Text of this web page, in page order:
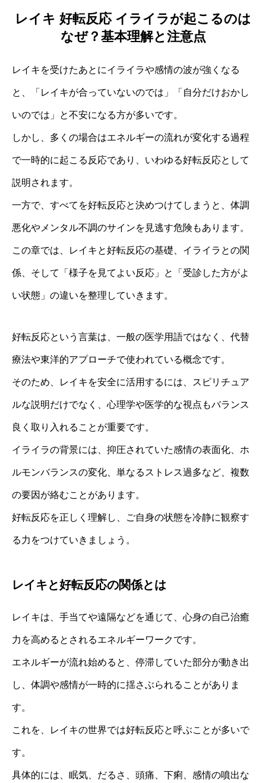
レイキ 好転反応 イライラが起こるのは
なぜ？基本理解と注意点
レイキを受けたあとにイライラや感情の波が強くなる
と、「レイキが合っていないのでは」「自分だけおかし
いのでは」と不安になる方が多いです。
しかし、多くの場合はエネルギーの流れが変化する過程
で一時的に起こる反応であり、いわゆる好転反応として
説明されます。
一方で、すべてを好転反応と決めつけてしまうと、体調
悪化やメンタル不調のサインを見逃す危険もあります。
この章では、レイキと好転反応の基礎、イライラとの関
係、そして「様子を見てよい反応」と「受診した方がよ
い状態」の違いを整理していきます。
好転反応という言葉は、一般の医学用語ではなく、代替
療法や東洋的アプローチで使われている概念です。
そのため、レイキを安全に活用するには、スピリチュア
ルな説明だけでなく、心理学や医学的な視点もバランス
良く取り入れることが重要です。
イライラの背景には、抑圧されていた感情の表面化、ホ
ルモンバランスの変化、単なるストレス過多など、複数
の要因が絡むことがあります。
好転反応を正しく理解し、ご自身の状態を冷静に観察す
る力をつけていきましょう。
レイキと好転反応の関係とは
レイキは、手当てや遠隔などを通じて、心身の自己治癒
力を高めるとされるエネルギーワークです。
エネルギーが流れ始めると、停滞していた部分が動き出
し、体調や感情が一時的に揺さぶられることがありま
す。
これを、レイキの世界では好転反応と呼ぶことが多いで
す。
具体的には、眠気、だるさ、頭痛、下痢、感情の噴出な